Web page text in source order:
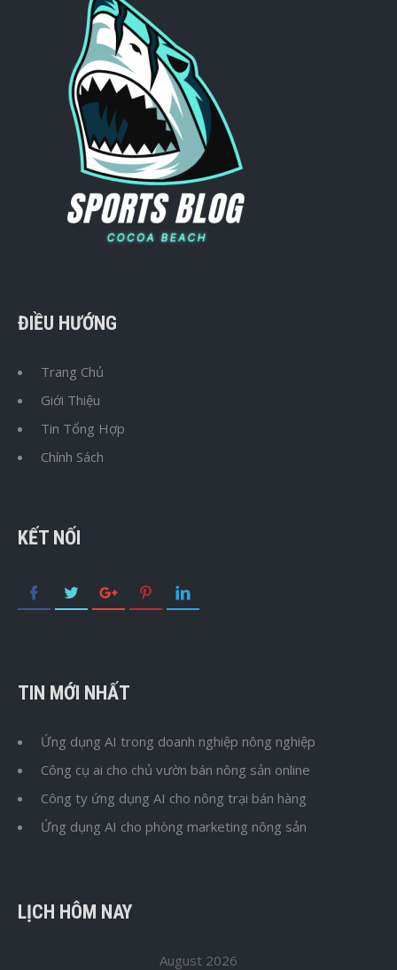
ĐIỀU HƯỚNG
Trang Chủ
Giới Thiệu
Tin Tổng Hợp
Chính Sách
KẾT NỐI
TIN MỚI NHẤT
Ứng dụng AI trong doanh nghiệp nông nghiệp
Công cụ ai cho chủ vườn bán nông sản online
Công ty ứng dụng AI cho nông trại bán hàng
Ứng dụng AI cho phòng marketing nông sản
LỊCH HÔM NAY
August 2026